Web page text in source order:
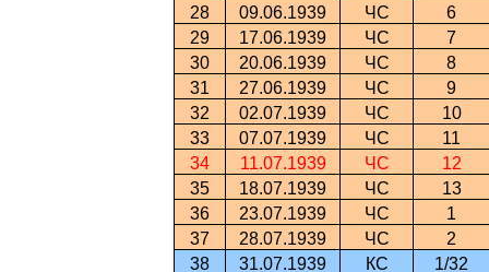
28
09.06.1939 ЧС
6
29
17.06.1939 ЧС
7
30
20.06.1939 ЧС
8
31
27.06.1939 ЧС
9
32
02.07.1939 ЧС
10
33
07.07.1939 ЧС
11
34
11.07.1939 ЧС
12
35
18.07.1939 ЧС
13
36
23.07.1939 ЧС
1
37
28.07.1939 ЧС
2
38
31.07.1939 КС
1/32